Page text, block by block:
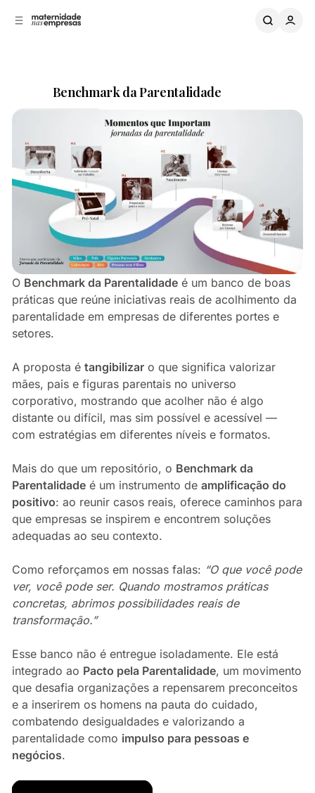
Benchmark da Parentalidade
O Benchmark da Parentalidadeé um banco de boas
práticas que reúne iniciativas reais de acolhimento da
parentalidade em empresas de diferentes portes e
setores.
A proposta é tangibilizaro que significa valorizar
mães, pais e figuras parentais no universo
corporativo, mostrando que acolher não é algo
distante ou difícil, mas sim possível e acessível —
com estratégias em diferentes níveis e formatos.
Mais do que um repositório, o Benchmark da
Parentalidadeé um instrumento de amplificação do
positivo: ao reunir casos reais, oferece caminhos para
que empresas se inspirem e encontrem soluções
adequadas ao seu contexto.
Como reforçamos em nossas falas: “O que você pode
ver, você pode ser. Quando mostramos práticas
concretas, abrimos possibilidades reais de
transformação.”
Esse banco não é entregue isoladamente. Ele está
integrado ao Pacto pela Parentalidade, um movimento
que desafia organizações a repensarem preconceitos
e a inserirem os homens na pauta do cuidado,
combatendo desigualdades e valorizando a
parentalidade como impulso para pessoas e
negócios.